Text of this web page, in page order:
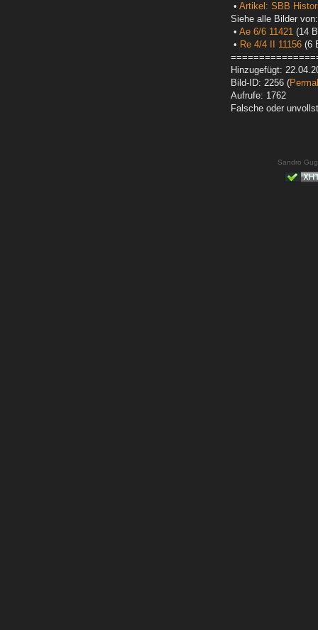
• Artikel: SBB
Siehe alle Bilder von:
• Ae 6/6 11421 (14
• Re 4/4 II 11156 (6
Hinzugefügt:
Bild-ID: 2256 (
Aufrufe: 1762
Falsche oder
Sandro